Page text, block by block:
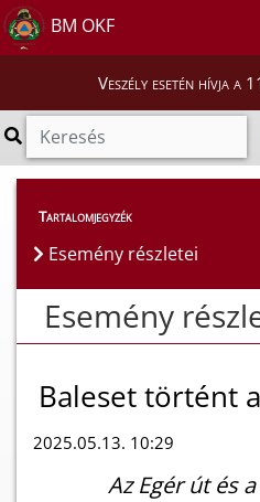
BM OKF
Veszély esetén hívja a
Esemény részletei
Tartalomjegyzék
Esemény részletei
Esemény
Baleset történt
2025.05.13. 10:29
Az Egér út és